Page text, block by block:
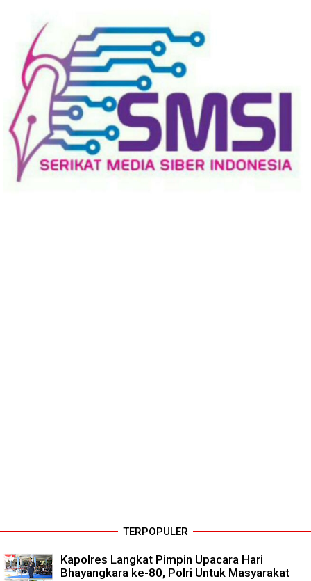
TERPOPULER
Kapolres Langkat Pimpin Upacara Hari
Bhayangkara ke-80, Polri Untuk Masyarakat